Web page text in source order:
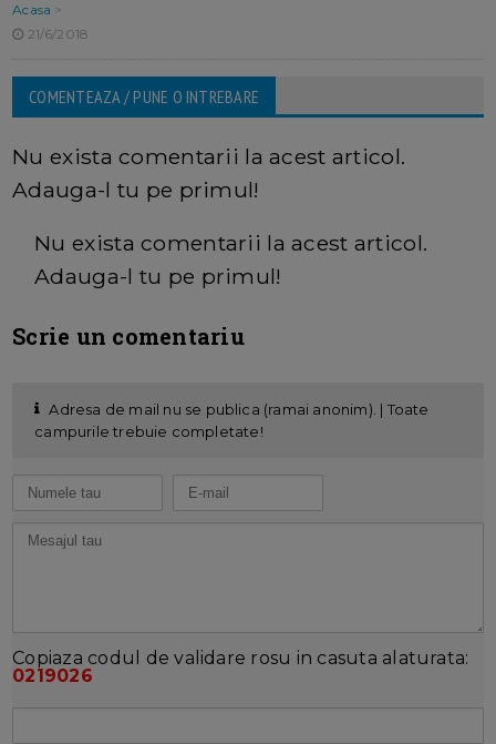
Acasa >
21/6/2018
COMENTEAZA / PUNE O INTREBARE
Nu exista comentarii la acest articol.
Adauga-l tu pe primul!
Nu exista comentarii la acest articol.
Adauga-l tu pe primul!
Scrie un comentariu
Adresa de mail nu se publica (ramai anonim). | Toate
campurile trebuie completate!
Copiaza codul de validare rosu in casuta alaturata:
0219026